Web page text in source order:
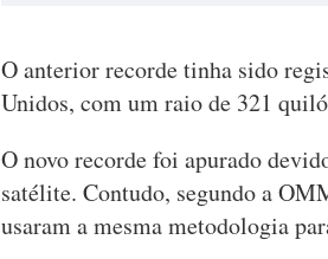
O anterior recorde tinha sido
Unidos, com um raio de 321
O novo recorde foi apurado
satélite. Contudo, segundo a
usaram a mesma metodologia